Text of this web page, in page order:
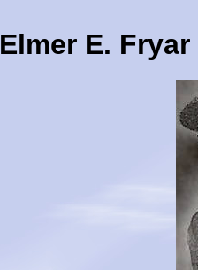
Elmer E. Fryar